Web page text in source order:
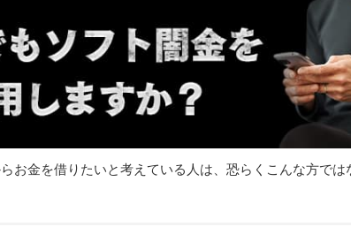
お金を借りたいと考えている人は、恐らくこんな方では